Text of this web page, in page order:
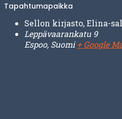
Tapahtumapaikka
Sellon kirjasto, Elina-
Leppävaarankatu 9
Espoo, Suomi + Google